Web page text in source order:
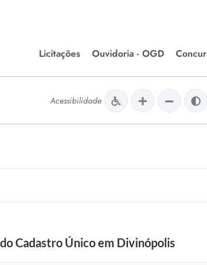
Licitações
Editais de Licitações
Chamamentos Públicos
Ouvidoria - OGD
Meio Ambiente
Diário Oficial
Acessibilidade
Cadastro Único em Divinópolis